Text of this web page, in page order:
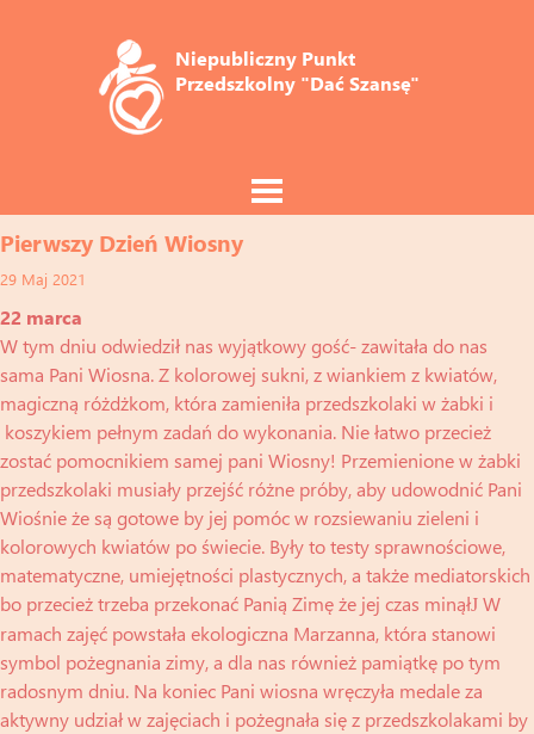
Niepubliczny Punkt
Przedszkolny "Dać Szansę"
Pierwszy Dzień Wiosny
29 Maj 2021
22 marca
W tym dniu odwiedził nas wyjątkowy gość- zawitała do nas
sama Pani Wiosna. Z kolorowej sukni, z wiankiem z kwiatów,
magiczną różdżkom, która zamieniła przedszkolaki w żabki i
koszykiem pełnym zadań do wykonania. Nie łatwo przecież
zostać pomocnikiem samej pani Wiosny! Przemienione w żabki
przedszkolaki musiały przejść różne próby, aby udowodnić Pani
Wiośnie że są gotowe by jej pomóc w rozsiewaniu zieleni i
kolorowych kwiatów po świecie. Były to testy sprawnościowe,
matematyczne, umiejętności plastycznych, a także mediatorskich
bo przecież trzeba przekonać Panią Zimę że jej czas minąłJ W
ramach zajęć powstała ekologiczna Marzanna, która stanowi
symbol pożegnania zimy, a dla nas również pamiątkę po tym
radosnym dniu. Na koniec Pani wiosna wręczyła medale za
aktywny udział w zajęciach i pożegnała się z przedszkolakami by